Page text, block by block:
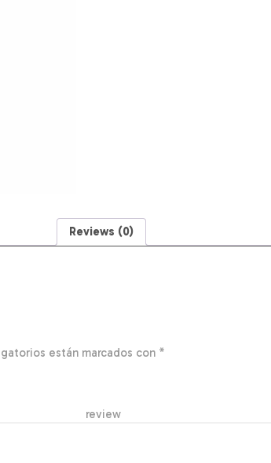
Reviews (0)
están marcados con *